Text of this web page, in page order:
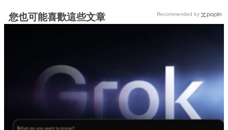
您也可能喜歡這些文章 Recommended by